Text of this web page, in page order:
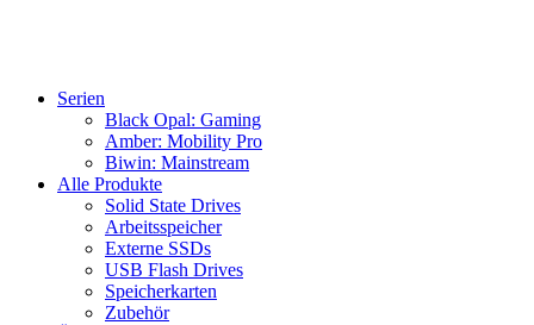
Serien
Black Opal: Gaming
Amber: Mobility Pro
Biwin: Mainstream
Alle Produkte
Solid State Drives
Arbeitsspeicher
Externe SSDs
USB Flash Drives
Speicherkarten
Zubehör